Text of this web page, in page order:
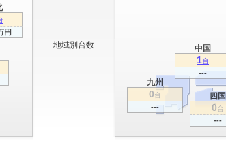
円
地域別台数
九州
0台
---
中国
1台
---
四国
0台
---